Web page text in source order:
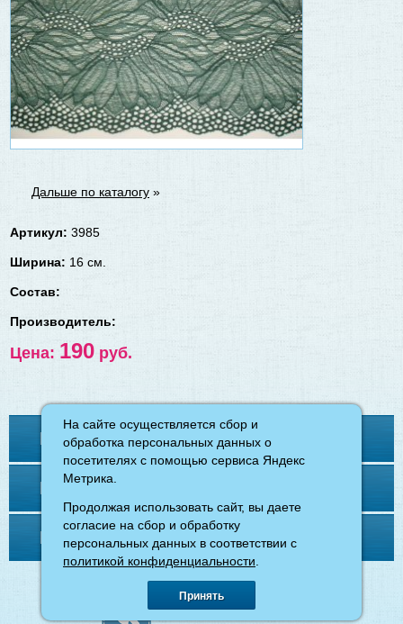
Дальше по каталогу »
Артикул: 3985
Ширина: 16 см.
Состав:
Производитель:
Цена: 190 руб.
Контакты
Меню
Напишите нам
магазин «Ткани для вас»
На сайте осуществляется сбор и
обработка персональных данных о
посетителях с помощью сервиса Яндекс
Метрика.
Продолжая использовать сайт, вы даете
согласие на сбор и обработку
персональных данных в соответствии с
политикой конфиденциальности
Принять
На сайте осуществляется сбор и
обработка персональных данных о
посетителях с помощью сервиса Яндекс
Метрика.
Продолжая использовать сайт, вы даете
согласие на сбор и обработку
персональных данных в соответствии с
политикой конфиденциальности
Принять